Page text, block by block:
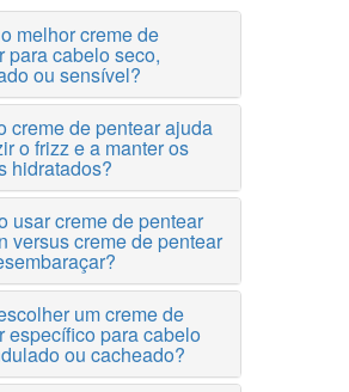
melhor creme de
para cabelo seco,
ou sensível?
creme de pentear ajuda
o frizz e a manter os
hidratados?
usar creme de pentear
versus creme de pentear
um creme de
específico para cabelo
ou cacheado?